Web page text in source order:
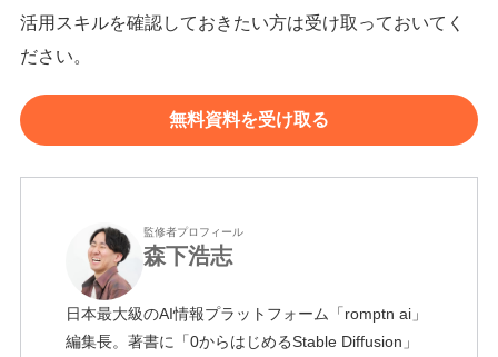
活用スキルを確認しておきたい方は受け取っておいてく
ださい。
無料資料を受け取る
監修者プロフィール
森下浩志
日本最大級のAI情報プラットフォーム「romptn ai」
編集長。著書に「0からはじめるStable Diffusion」